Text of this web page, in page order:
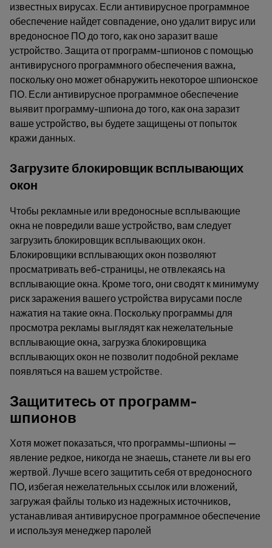
известных вирусах. Если антивирусное программное
обеспечение найдет совпадение, оно удалит вирус или
вредоносное ПО до того, как оно заразит ваше
устройство. Защита от программ-шпионов с помощью
антивирусного программного обеспечения важна,
поскольку оно может обнаружить некоторое шпионское
ПО. Если антивирусное программное обеспечение
выявит программу-шпиона до того, как она заразит
ваше устройство, вы будете защищены от попыток
кражи данных.
Загрузите блокировщик всплывающих
окон
Чтобы рекламные или вредоносные всплывающие
окна не повредили ваше устройство, вам следует
загрузить блокировщик всплывающих окон.
Блокировщики всплывающих окон позволяют
просматривать веб-страницы, не отвлекаясь на
всплывающие окна. Кроме того, они сводят к минимуму
риск заражения вашего устройства вирусами после
нажатия на такие окна. Поскольку программы для
просмотра рекламы выглядят как нежелательные
всплывающие окна, загрузка блокировщика
всплывающих окон не позволит подобной рекламе
появляться на вашем устройстве.
Защититесь от программ-
шпионов
Хотя может показаться, что программы-шпионы —
явление редкое, никогда не знаешь, станете ли вы его
жертвой. Лучше всего защитить себя от вредоносного
ПО, избегая нежелательных ссылок или вложений,
загружая файлы только из надежных источников,
устанавливая антивирусное программное обеспечение
и используя менеджер паролей